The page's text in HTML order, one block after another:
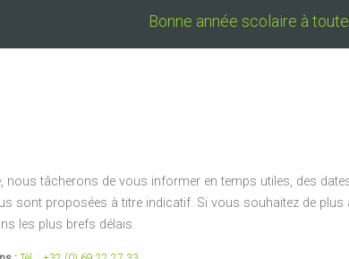
Bonne année scolaire à
nous tâcherons de vous informer en temps utiles, des
sont proposées à titre indicatif. Si vous souhaitez de
les plus brefs délais.